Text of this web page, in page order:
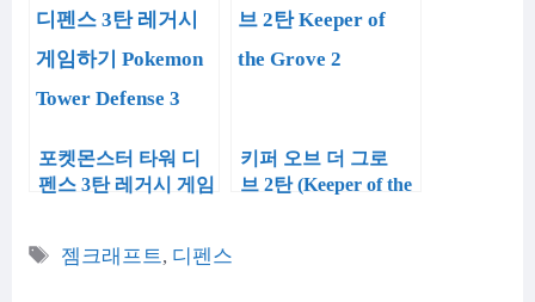
포켓몬스터 타워 디
펜스 3탄 레거시 게임
키퍼 오브 더 그로
브 2탄 (Keeper of the
태
젬크래프트, 디펜스